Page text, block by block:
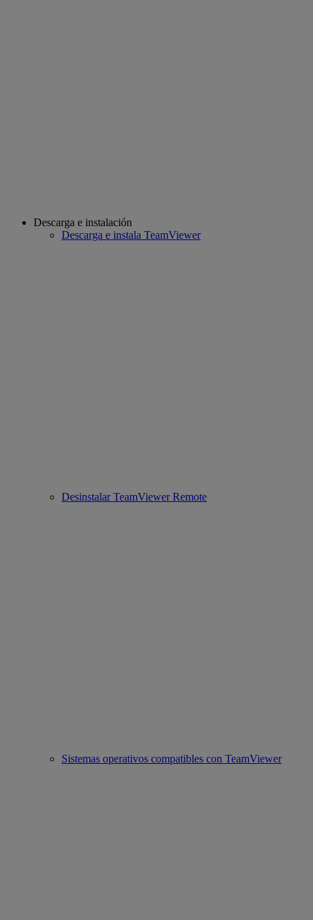
Descarga e instalación
Descarga e instala TeamViewer
Desinstalar TeamViewer Remote
Sistemas operativos compatibles con TeamViewer